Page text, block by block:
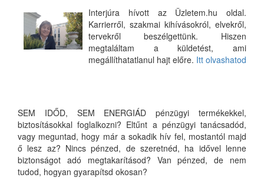
Interjúra hívott az Üzletem.hu oldal.
Karrierről, szakmai kihívásokról, elvekről,
tervekről beszélgettünk. Hiszen
megtaláltam a küldetést, ami
megállíthatatlanul hajt előre. Itt olvashatod
SEM IDŐD, SEM ENERGIÁD pénzügyi termékekkel,
biztosításokkal foglalkozni? Eltűnt a pénzügyi tanácsadód,
vagy meguntad, hogy már a sokadik hív fel, mostantól majd
ő lesz az? Nincs pénzed, de szeretnéd, ha idővel lenne
biztonságot adó megtakarításod? Van pénzed, de nem
tudod, hogyan gyarapítsd okosan?